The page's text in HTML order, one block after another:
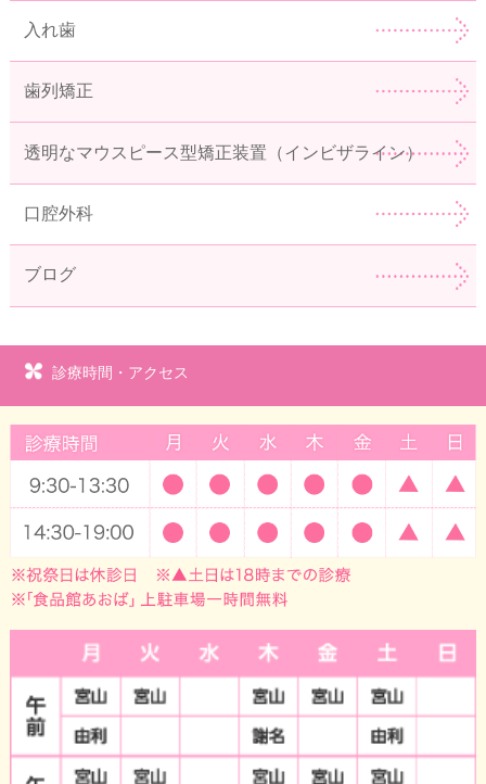
入れ歯
歯列矯正
透明なマウスピース型矯正装置（インビザライン）
口腔外科
ブログ
診療時間・アクセス